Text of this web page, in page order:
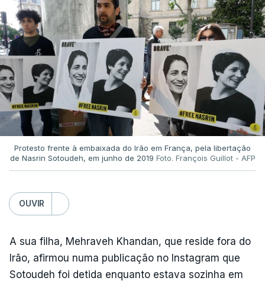
Protesto frente à embaixada do Irão em França, pela libertação
de Nasrin Sotoudeh, em junho de 2019 Foto. François Guillot - AFP
OUVIR
A sua filha, Mehraveh Khandan, que reside fora do
Irão, afirmou numa publicação no Instagram que
Sotoudeh foi detida enquanto estava sozinha em